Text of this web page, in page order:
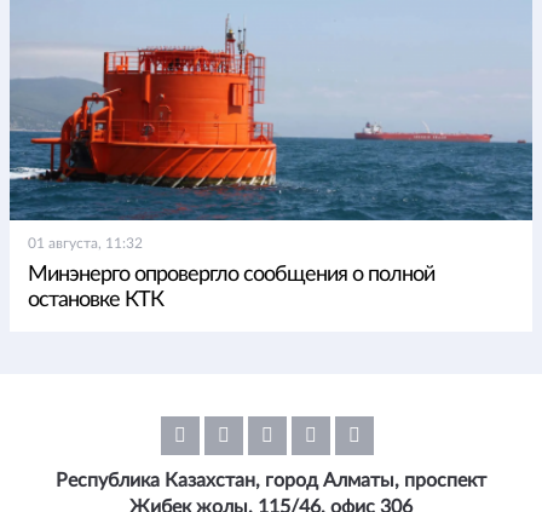
01 августа, 11:32
Минэнерго опровергло сообщения о полной
остановке КТК
Республика Казахстан, город Алматы, проспект
Жибек жолы, 115/46, офис 306